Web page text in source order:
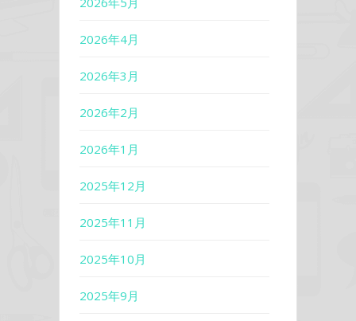
2026年4月
2026年3月
2026年2月
2026年1月
2025年12月
2025年11月
2025年10月
2025年9月